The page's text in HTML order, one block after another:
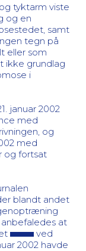
tyktarm viste
og en
samt
tegn på
eller som
ikke grundlag
i
januar 2002
med
og
med
og fortsat
blandt andet
at
ved
2002 havde